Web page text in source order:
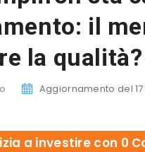
il
la qualità?
Aggiornamento del
a investire con 0